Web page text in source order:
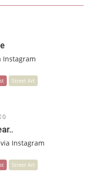
Instagram
Street Art
0
Instagram
Street Art